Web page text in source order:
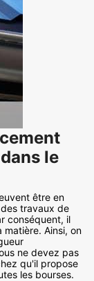
le
être en
travaux de
conséquent, il
Ainsi, on
ne devez pas
qu'il propose
les bourses.